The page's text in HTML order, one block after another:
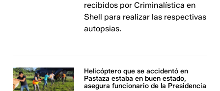
recibidos por Criminalística en
Shell para realizar las respectivas
autopsias.
Helicóptero que se accidentó en
Pastaza estaba en buen estado,
asegura funcionario de la Presidencia